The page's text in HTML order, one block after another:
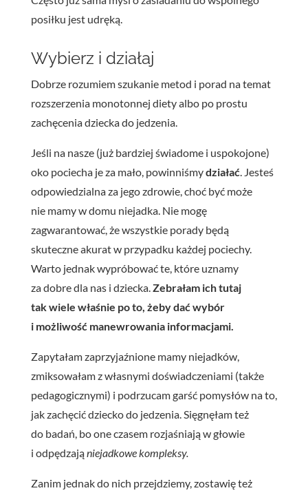
posiłku jest udręką.
Wybierz i działaj
Dobrze rozumiem szukanie metod i porad na temat
rozszerzenia monotonnej diety albo po prostu
zachęcenia dziecka do jedzenia.
Jeśli na nasze (już bardziej świadome i uspokojone)
oko pociecha je za mało, powinniśmydziałać. Jesteś
odpowiedzialna za jego zdrowie, choć być może
nie mamy w domu niejadka. Nie mogę
zagwarantować, że wszystkie porady będą
skuteczne akurat w przypadku każdej pociechy.
Warto jednak wypróbować te, które uznamy
za dobre dla nas i dziecka.Zebrałam ich tutaj
tak wiele właśnie po to, żeby dać wybór
i możliwość manewrowania informacjami.
Zapytałam zaprzyjaźnione mamy niejadków,
zmiksowałam z własnymi doświadczeniami (także
pedagogicznymi) i podrzucam garść pomysłów na to,
jak zachęcić dziecko do jedzenia. Sięgnęłam też
do badań, bo one czasem rozjaśniają w głowie
i odpędzająniejadkowe kompleksy.
Zanim jednak do nich przejdziemy, zostawię też